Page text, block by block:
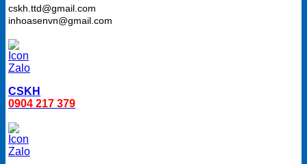
cskh.ttd@gmail.com
inhoasenvn@gmail.com
CSKH
0904 217 379